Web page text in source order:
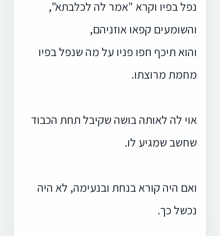
נפל בפיו וקרא "אמר לה לכלבתא",
והשומעים קפאו אוזניהם,
והוא תיכף חפו פניו על מה שנפל בפיו
מחמת מרוצתו.
אוי לה לאותה בושה שקיבל תחת הכבוד
שחשב שמגיע לו.
ואם היה קורא בנחת ובנעימה, לא היה
נכשל כך.